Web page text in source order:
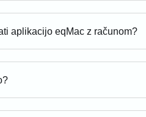
aplikacijo eqMac z računom?